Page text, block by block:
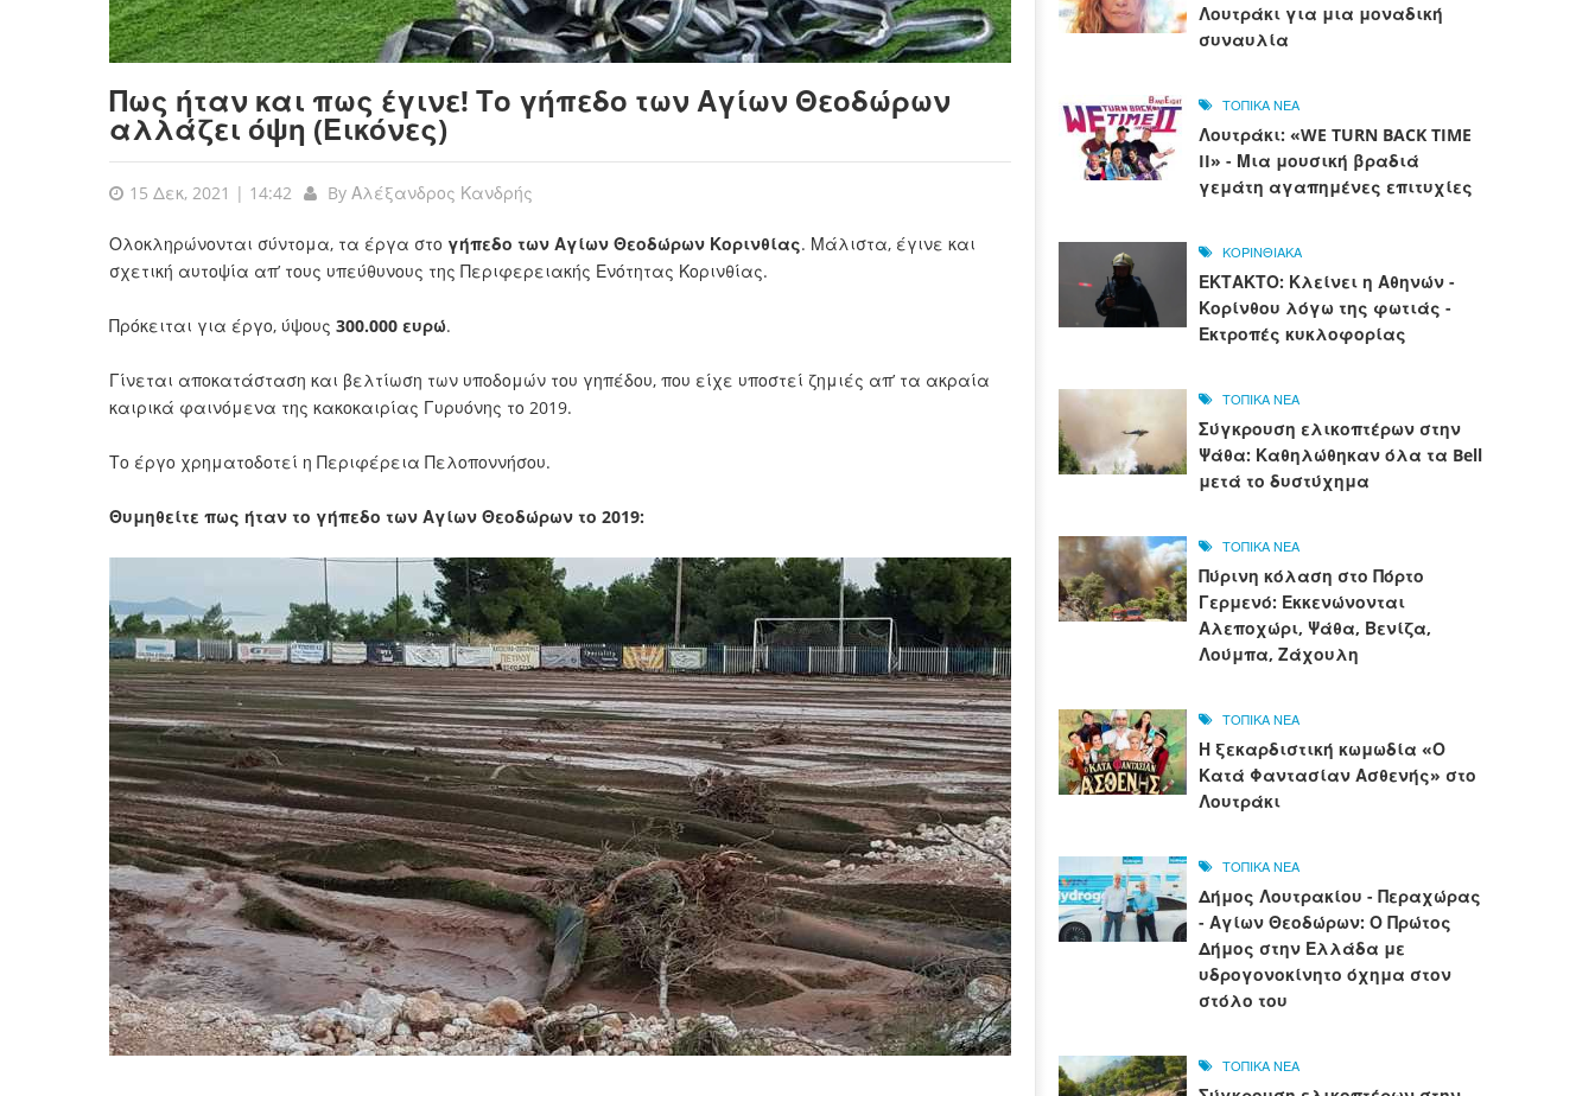
Πως ήταν και πως έγινε! Το γήπεδο των Αγίων Θεοδώρων
αλλάζει όψη (Εικόνες)
15 Δεκ, 2021 | 14:42 By Αλέξανδρος Κανδρής
Ολοκληρώνονται σύντομα, τα έργα στο γήπεδο των Αγίων Θεοδώρων Κορινθίας. Μάλιστα, έγινε και
σχετική αυτοψία απ’ τους υπεύθυνους της Περιφερειακής Ενότητας Κορινθίας.
Πρόκειται για έργο, ύψους 300.000 ευρώ.
Γίνεται αποκατάσταση και βελτίωση των υποδομών του γηπέδου, που είχε υποστεί ζημιές απ’ τα ακραία
καιρικά φαινόμενα της κακοκαιρίας Γυρυόνης το 2019.
Το έργο χρηματοδοτεί η Περιφέρεια Πελοποννήσου.
Θυμηθείτε πως ήταν το γήπεδο των Αγίων Θεοδώρων το 2019:
Λουτράκι για μια μοναδική
συναυλία
ΤΟΠΙΚΑ ΝΕΑ
Λουτράκι: «WE TURN BACK TIME
II» - Μια μουσική βραδιά
γεμάτη αγαπημένες επιτυχίες
ΚΟΡΙΝΘΙΑΚΑ
ΕΚΤΑΚΤΟ: Κλείνει η Αθηνών -
Κορίνθου λόγω της φωτιάς -
Εκτροπές κυκλοφορίας
ΤΟΠΙΚΑ ΝΕΑ
Σύγκρουση ελικοπτέρων στην
Ψάθα: Καθηλώθηκαν όλα τα Bell
μετά το δυστύχημα
ΤΟΠΙΚΑ ΝΕΑ
Πύρινη κόλαση στο Πόρτο
Γερμενό: Εκκενώνονται
Αλεποχώρι, Ψάθα, Βενίζα,
Λούμπα, Ζάχουλη
ΤΟΠΙΚΑ ΝΕΑ
Η ξεκαρδιστική κωμωδία «Ο
Κατά Φαντασίαν Ασθενής» στο
Λουτράκι
ΤΟΠΙΚΑ ΝΕΑ
Δήμος Λουτρακίου - Περαχώρας
- Αγίων Θεοδώρων: Ο Πρώτος
Δήμος στην Ελλάδα με
υδρογονοκίνητο όχημα στον
στόλο του
ΤΟΠΙΚΑ ΝΕΑ